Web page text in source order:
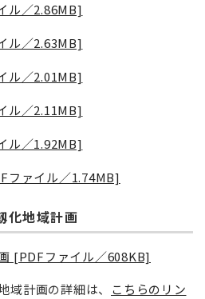
ル／2.86MB]
ル／2.63MB]
ル／2.01MB]
ル／2.11MB]
ル／1.92MB]
ファイル／1.74MB]
地域計画
[PDFファイル／608KB]
域計画の詳細は、 こちらのリン